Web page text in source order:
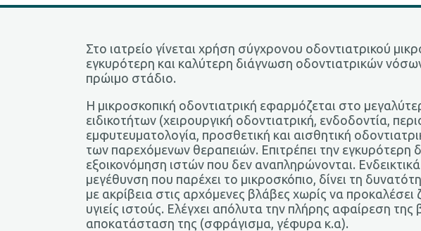
Στο ιατρείο γίνεται χρήση σύγχρονου οδοντιατρικού
εγκυρότερη και καλύτερη διάγνωση οδοντιατρικών
πρώιμο στάδιο.
Η μικροσκοπική οδοντιατρική εφαρμόζεται στο
ειδικοτήτων (χειρουργική οδοντιατρική, ενδοδοντία,
εμφυτευματολογία, προσθετική και αισθητική
των παρεχόμενων θεραπειών. Επιτρέπει την εγκυρότερη
εξοικονόμηση ιστών που δεν αναπληρώνονται.
μεγέθυνση που παρέχει το μικροσκόπιο, δίνει τη
με ακρίβεια στις αρχόμενες βλάβες χωρίς να προκαλέσει
υγιείς ιστούς. Ελέγχει απόλυτα την πλήρης αφαίρεση
αποκατάσταση της (σφράγισμα, γέφυρα κ.α).